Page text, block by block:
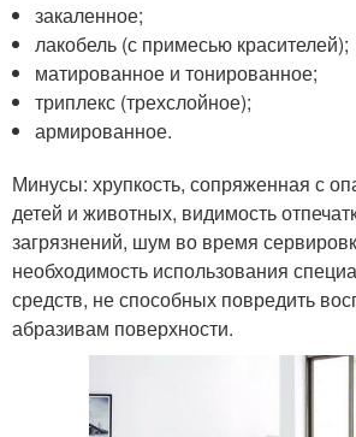
закаленное;
лакобель (с примесью красителей);
матированное и тонированное;
триплекс (трехслойное);
армированное.
Минусы: хрупкость, сопряженная с
детей и животных, видимость
загрязнений, шум во время
необходимость использования
средств, не способных повредить
абразивам поверхности.